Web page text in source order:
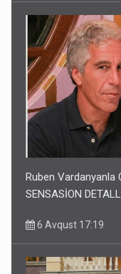
Ruben Vardanyanla
SENSASİON
6 Avqust 17:19